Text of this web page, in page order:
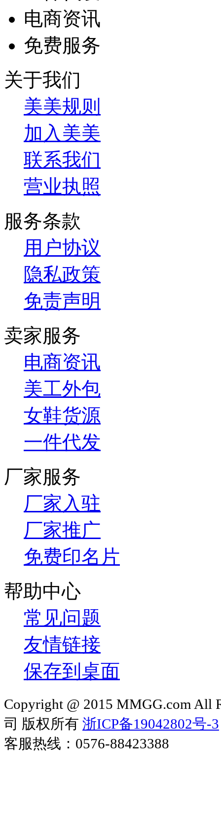
电商资讯
免费服务
关于我们
美美规则
加入美美
联系我们
营业执照
服务条款
用户协议
隐私政策
免责声明
卖家服务
电商资讯
美工外包
女鞋货源
一件代发
厂家服务
厂家入驻
厂家推广
免费印名片
帮助中心
常见问题
友情链接
保存到桌面
Copyright @ 2015 MMGG.com All
司 版权所有 浙ICP备19042802号-3
客服热线：0576-88423388